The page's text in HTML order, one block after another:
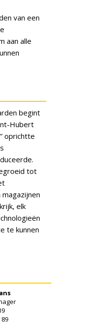
van een
aan alle
begint
Hubert
oprichtte
tot
elk
te kunnen
89